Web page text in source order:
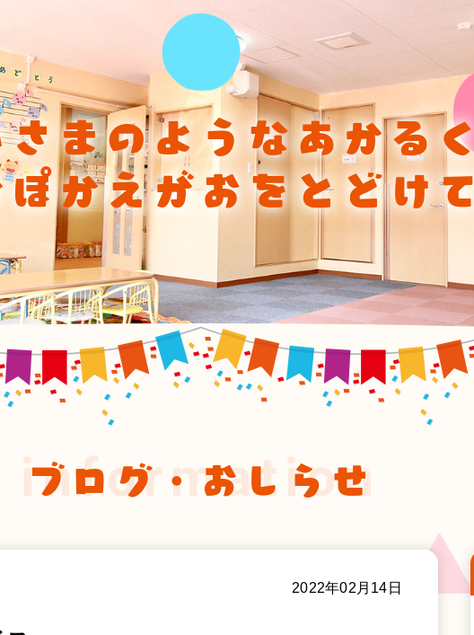
まのようなあかるく
かえがおをとどけて
ブログ・おしらせ
information
2022年02月14日